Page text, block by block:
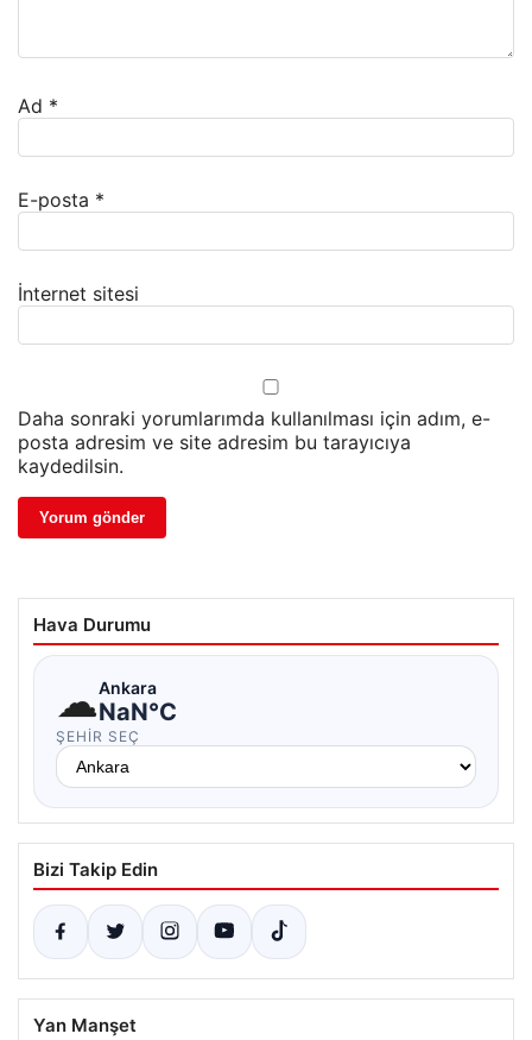
Ad *
E-posta *
İnternet sitesi
Daha sonraki yorumlarımda kullanılması için adım, e-
posta adresim ve site adresim bu tarayıcıya
kaydedilsin.
Hava Durumu
☁Ankara
NaN°C
ŞEHIR SEÇ
Bizi Takip Edin
Yan Manşet